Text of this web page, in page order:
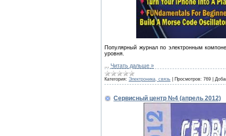
Популярный журнал по электронным
уровня.
Читать дальше »
Категория: Электроника, связь Просмотров: 769
Сервисный центр №4 (апрель 2012)